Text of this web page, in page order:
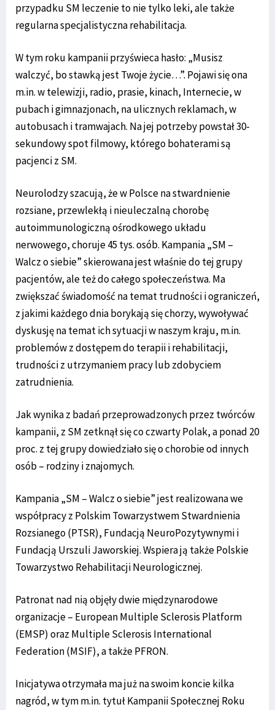
przypadku SM leczenie to nie tylko leki, ale także
regularna specjalistyczna rehabilitacja.
W tym roku kampanii przyświeca hasło: „Musisz
walczyć, bo stawką jest Twoje życie…”. Pojawi się ona
m.in. w telewizji, radio, prasie, kinach, Internecie, w
pubach i gimnazjonach, na ulicznych reklamach, w
autobusach i tramwajach. Na jej potrzeby powstał 30-
sekundowy spot filmowy, którego bohaterami są
pacjenci z SM.
Neurolodzy szacują, że w Polsce na stwardnienie
rozsiane, przewlekłą i nieuleczalną chorobę
autoimmunologiczną ośrodkowego układu
nerwowego, choruje 45 tys. osób. Kampania „SM –
Walcz o siebie” skierowana jest właśnie do tej grupy
pacjentów, ale też do całego społeczeństwa. Ma
zwiększać świadomość na temat trudności i ograniczeń,
z jakimi każdego dnia borykają się chorzy, wywoływać
dyskusję na temat ich sytuacji w naszym kraju, m.in.
problemów z dostępem do terapii i rehabilitacji,
trudności z utrzymaniem pracy lub zdobyciem
zatrudnienia.
Jak wynika z badań przeprowadzonych przez twórców
kampanii, z SM zetknął się co czwarty Polak, a ponad 20
proc. z tej grupy dowiedziało się o chorobie od innych
osób – rodziny i znajomych.
Kampania „SM – Walcz o siebie” jest realizowana we
współpracy z Polskim Towarzystwem Stwardnienia
Rozsianego (PTSR), Fundacją NeuroPozytywnymi i
Fundacją Urszuli Jaworskiej. Wspiera ją także Polskie
Towarzystwo Rehabilitacji Neurologicznej.
Patronat nad nią objęły dwie międzynarodowe
organizacje – European Multiple Sclerosis Platform
(EMSP) oraz Multiple Sclerosis International
Federation (MSIF), a także PFRON.
Inicjatywa otrzymała ma już na swoim koncie kilka
nagród, w tym m.in. tytuł Kampanii Społecznej Roku